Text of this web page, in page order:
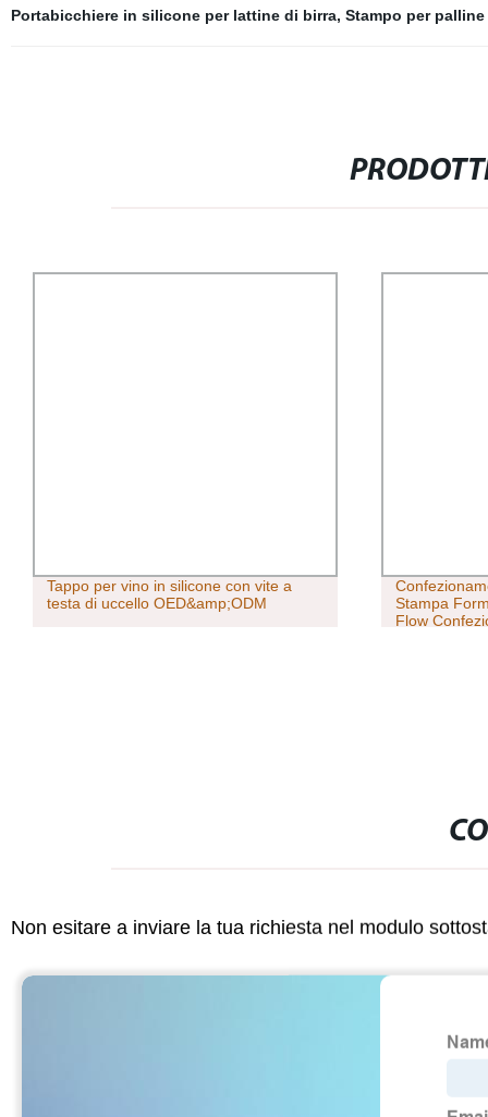
Portabicchiere in silicone per lattine di birra, Stampo per
Tappo per vino in silicone con vite a
testa di uccello OED&amp;ODM
Stampa
Flow
Non esitare a inviare la tua richiesta nel modulo